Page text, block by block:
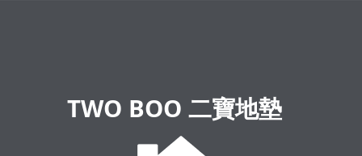
TWO BOO 二寶地墊